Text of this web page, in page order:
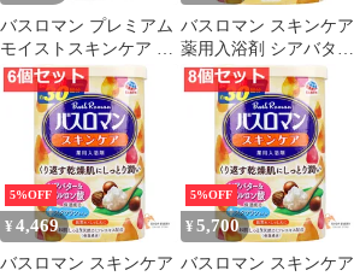
バスロマン プレミアム
モイストスキンケア 薬
用入浴剤 600g 8個セッ
ト まとめ売り
バスロマン スキンケア
薬用入浴剤 シアバター
＆ヒアルロン酸 600g 9
個セット まとめ売り
5%OFF
¥ 4,469
バスロマン スキンケア
5%OFF
¥ 5,700
バスロマン スキンケア